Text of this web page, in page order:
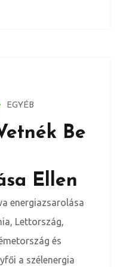
EGYÉB
Be
Ellen
energiazsarolása
Lettország,
és
a szélenergia